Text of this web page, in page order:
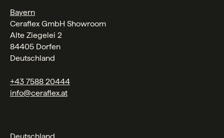
Bayern
Ceraflex GmbH Showroom
Alte Ziegelei 2
84405 Dorfen
Deutschland
+43 7588 20444
info@ceraflex.at